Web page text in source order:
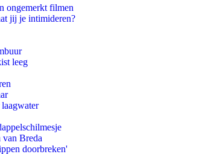
ongemerkt filmen
jij je intimideren?
leeg
van Breda
doorbreken'